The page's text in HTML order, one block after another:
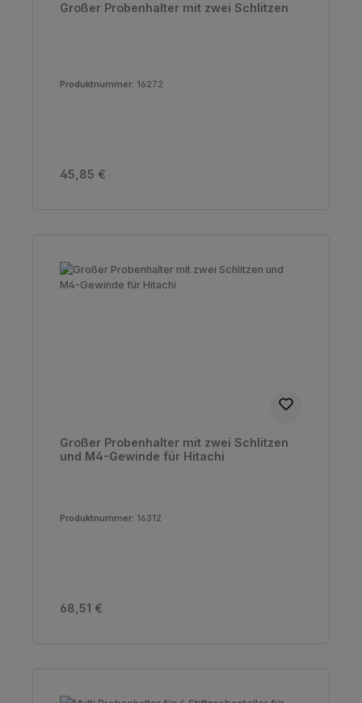
Großer Probenhalter mit zwei Schlitzen
Produktnummer: 16272
Regulärer Preis:
45,85 €
Großer Probenhalter mit zwei Schlitzen
und M4-Gewinde für Hitachi
Produktnummer: 16312
Regulärer Preis:
68,51 €